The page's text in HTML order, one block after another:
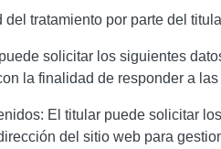
tratamiento por parte del
solicitar los siguientes
la finalidad de responder a
El titular puede solicitar
del sitio web para